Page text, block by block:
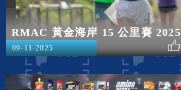
RMAC 黃金海岸 15 公里賽 2025
09-11-2025